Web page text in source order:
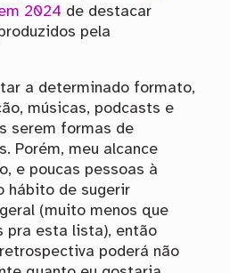
2024 de destacar
pela
a determinado formato,
músicas, podcasts e
serem formas de
Porém, meu alcance
e poucas pessoas à
hábito de sugerir
(muito menos que
pra esta lista), então
poderá não